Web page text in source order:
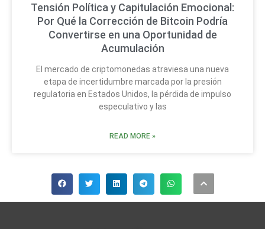
Tensión Política y Capitulación Emocional:
Por Qué la Corrección de Bitcoin Podría
Convertirse en una Oportunidad de
Acumulación
El mercado de criptomonedas atraviesa una nueva
etapa de incertidumbre marcada por la presión
regulatoria en Estados Unidos, la pérdida de impulso
especulativo y las
READ MORE »